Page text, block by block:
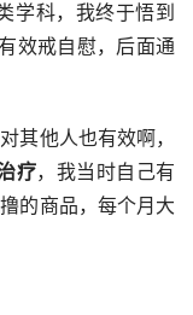
学科，我终于悟到
效戒自慰，后面通
其他人也有效啊，
疗，我当时自己有
的商品，每个月大